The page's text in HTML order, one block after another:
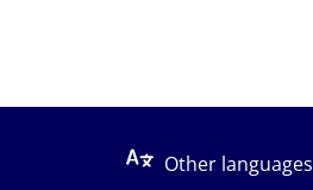
Other languages